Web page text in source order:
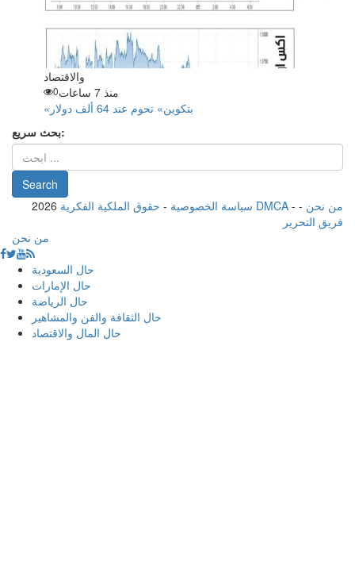
والاقتصاد
منذ 7 ساعات
0
«بتكوين» تحوم عند 64 ألف دولار
بحث سريع:
2026 سياسة الخصوصية - حقوق الملكية الفكرية DMCA - من نحن -
فريق التحرير
من نحن
حال السعودية
حال الإمارات
حال الرياضة
حال الثقافة والفن والمشاهير
حال المال والاقتصاد